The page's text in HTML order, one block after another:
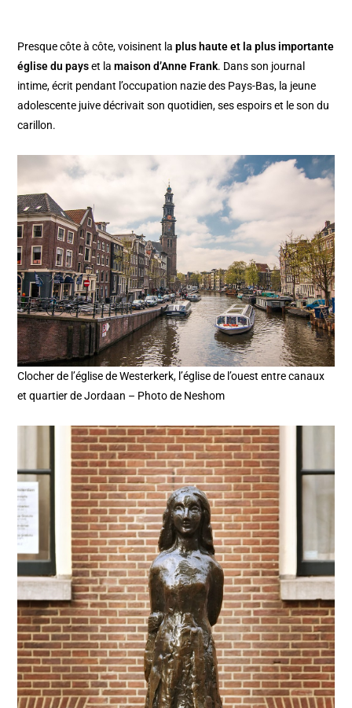
Presque côte à côte, voisinent laplus haute et la plus importante
église du payset lamaison d’Anne Frank. Dans son journal
intime, écrit pendant l’occupation nazie des Pays-Bas, la jeune
adolescente juive décrivait son quotidien, ses espoirs et le son du
carillon.
Clocher de l’église de Westerkerk, l’église de l’ouest entre canaux
et quartier de Jordaan – Photo de Neshom